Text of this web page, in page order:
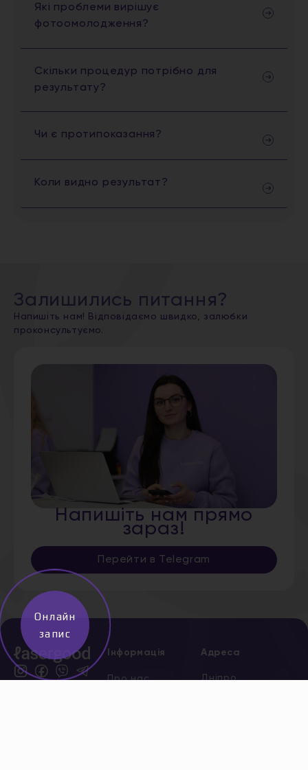
Які проблеми вирішує
фотоомолодження?
Скільки процедур потрібно для
результату?
Чи є протипоказання?
Коли видно результат?
Залишились питання?
Напишіть нам! Відповідаємо швидко, залюбки
проконсультуємо.
Напишіть нам прямо
зараз!
Перейти в Telegram
Інформація
Про нас
Адреса
Дніпро,
Онлайн
запис